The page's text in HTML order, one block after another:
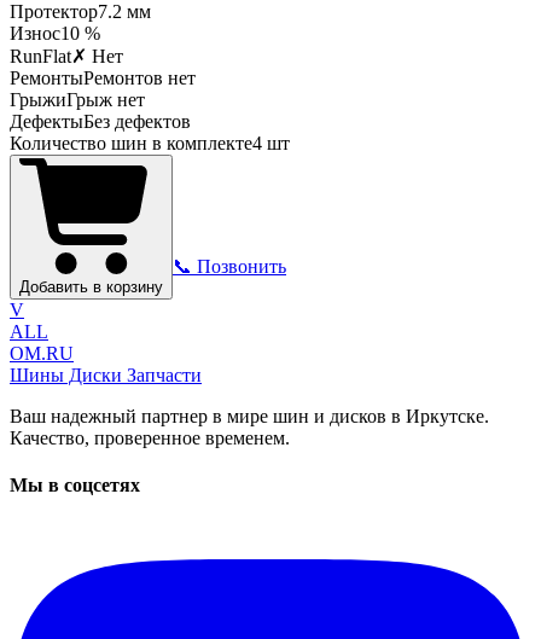
Протектор7.2 мм
Износ10 %
RunFlat✗ Нет
РемонтыРемонтов нет
ГрыжиГрыж нет
ДефектыБез дефектов
Количество шин в комплекте4 шт
Добавить в корзину
📞 Позвонить
V
ALL
OM.RU
Шины Диски Запчасти
Ваш надежный партнер в мире шин и дисков в Иркутске.
Качество, проверенное временем.
Мы в соцсетях